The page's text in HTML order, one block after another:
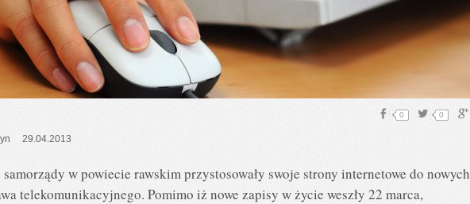
0
0
29.04.2013
w powiecie rawskim przystosowały swoje strony internetowe do nowych
telekomunikacyjnego. Pomimo iż nowe zapisy w życie weszły 22 marca,